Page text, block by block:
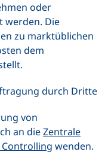
oder
werden. Die
zu marktüblichen
dem
durch Dritte
von
an dieZentrale
wenden.